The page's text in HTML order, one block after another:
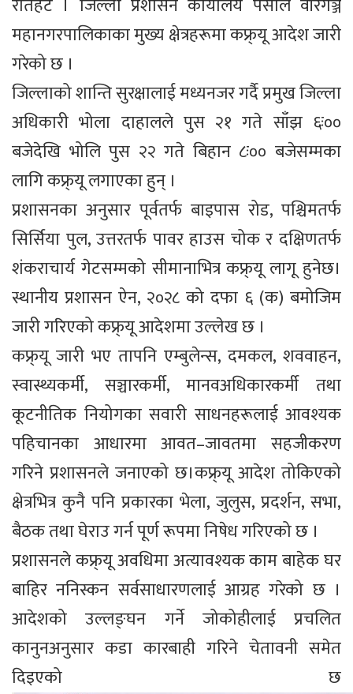
रौतहट । जिल्ला प्रशासन कार्यालय पर्साले वीरगञ्ज
महानगरपालिकाका मुख्य क्षेत्रहरूमा कफ्र्यू आदेश जारी
गरेको छ ।
जिल्लाको शान्ति सुरक्षालाई मध्यनजर गर्दै प्रमुख जिल्ला
अधिकारी भोला दाहालले पुस २१ गते साँझ ६ः००
बजेदेखि भोलि पुस २२ गते बिहान ८ः०० बजेसम्मका
लागि कफ्र्यू लगाएका हुन् ।
प्रशासनका अनुसार पूर्वतर्फ बाइपास रोड, पश्चिमतर्फ
सिर्सिया पुल, उत्तरतर्फ पावर हाउस चोक र दक्षिणतर्फ
शंकराचार्य गेटसम्मको सीमानाभित्र कफ्र्यू लागू हुनेछ।
स्थानीय प्रशासन ऐन, २०२८ को दफा ६ (क) बमोजिम
जारी गरिएको कफ्र्यू आदेशमा उल्लेख छ ।
कफ्र्यू जारी भए तापनि एम्बुलेन्स, दमकल, शववाहन,
स्वास्थ्यकर्मी, सञ्चारकर्मी, मानवअधिकारकर्मी तथा
कूटनीतिक नियोगका सवारी साधनहरूलाई आवश्यक
पहिचानका आधारमा आवत–जावतमा सहजीकरण
गरिने प्रशासनले जनाएको छ।कफ्र्यू आदेश तोकिएको
क्षेत्रभित्र कुनै पनि प्रकारका भेला, जुलुस, प्रदर्शन, सभा,
बैठक तथा घेराउ गर्न पूर्ण रूपमा निषेध गरिएको छ ।
प्रशासनले कफ्र्यू अवधिमा अत्यावश्यक काम बाहेक घर
बाहिर ननिस्कन सर्वसाधारणलाई आग्रह गरेको छ ।
आदेशको उल्लङ्घन गर्ने जोकोहीलाई प्रचलित
कानुनअनुसार कडा कारबाही गरिने चेतावनी समेत
दिइएको छ